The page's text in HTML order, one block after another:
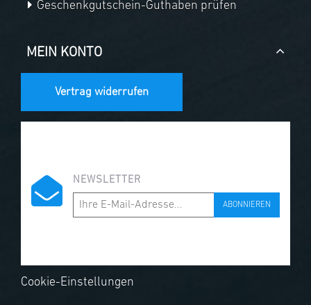
Geschenkgutschein-Guthaben prüfen
MEIN KONTO
Vertrag widerrufen
NEWSLETTER
ABONNIEREN
Cookie-Einstellungen